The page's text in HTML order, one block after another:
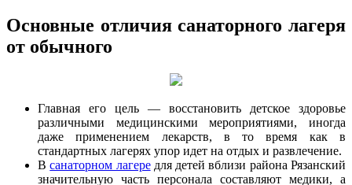
Основные отличия санаторного лагеря
от обычного
Главная его цель — восстановить детское здоровье
различными медицинскими мероприятиями, иногда
даже применением лекарств, в то время как в
стандартных лагерях упор идет на отдых и развлечение.
Всанаторном лагередля детей вблизи района Рязанский
значительную часть персонала составляют медики, а